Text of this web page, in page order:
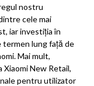
nostru
cele mai
iar investiția în
lung față de
Mai mult,
New Retail,
pentru utilizator